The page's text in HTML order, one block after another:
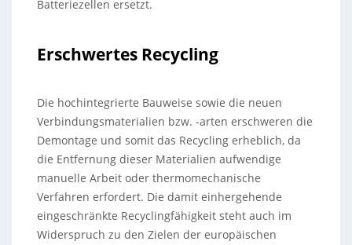
Batteriezellen ersetzt.
Erschwertes Recycling
Die hochintegrierte Bauweise sowie die neuen
Verbindungsmaterialien bzw. -arten erschweren die
Demontage und somit das Recycling erheblich, da
die Entfernung dieser Materialien aufwendige
manuelle Arbeit oder thermomechanische
Verfahren erfordert. Die damit einhergehende
eingeschränkte Recyclingfähigkeit steht auch im
Widerspruch zu den Zielen der europäischen